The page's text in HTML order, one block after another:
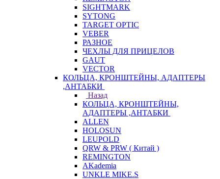
SIGHTMARK
SYTONG
TARGET OPTIC
VEBER
РАЗНОЕ
ЧЕХЛЫ ДЛЯ ПРИЦЕЛОВ
GAUT
VECTOR
КОЛЬЦА, КРОНШТЕЙНЫ, АДАПТЕРЫ
,АНТАБКИ
Назад
КОЛЬЦА, КРОНШТЕЙНЫ,
АДАПТЕРЫ ,АНТАБКИ
ALLEN
HOLOSUN
LEUPOLD
QRW & PRW ( Китай )
REMINGTON
AKademia
UNKLE MIKE.S